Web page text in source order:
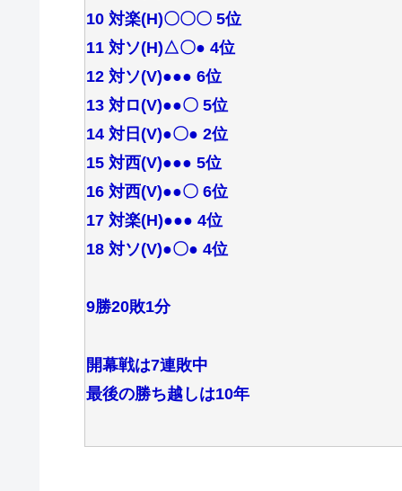
10 対楽(H)〇〇〇 5位
11 対ソ(H)△〇● 4位
12 対ソ(V)●●● 6位
13 対ロ(V)●●〇 5位
14 対日(V)●〇● 2位
15 対西(V)●●● 5位
16 対西(V)●●〇 6位
17 対楽(H)●●● 4位
18 対ソ(V)●〇● 4位
9勝20敗1分
開幕戦は7連敗中
最後の勝ち越しは10年